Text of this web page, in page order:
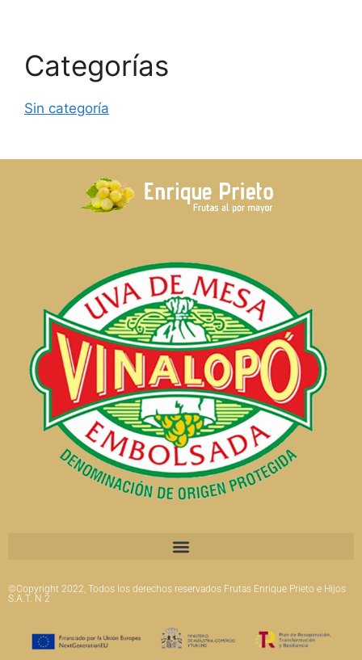
Categorías
Sin categoría
©Copyright 2022, Todos los derechos reservados Frutas Enrique Prieto e Hijos
S.A.T. N 2